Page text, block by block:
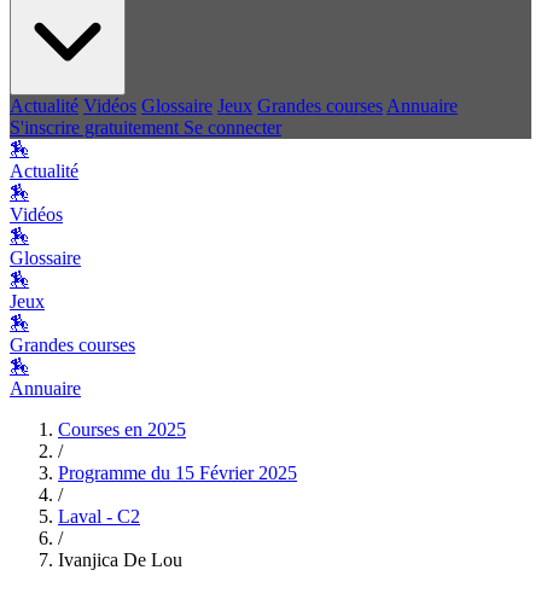
Actualité Vidéos Glossaire Jeux Grandes courses Annuaire
S'inscrire gratuitement Se connecter
🏇
Actualité
🏇
Vidéos
🏇
Glossaire
🏇
Jeux
🏇
Grandes courses
🏇
Annuaire
Courses en 2025
/
Programme du 15 Février 2025
/
Laval - C2
/
Ivanjica De Lou